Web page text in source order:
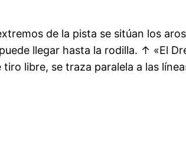
de la pista se sitúan los
llegar hasta la rodilla. ↑ «El
tiro libre, se traza paralela a las